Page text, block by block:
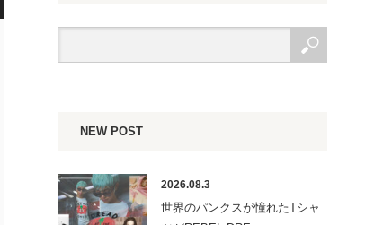
NEW POST
2026.08.3
世界のパンクスが憧れたTシャ